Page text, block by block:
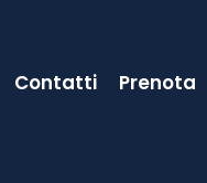
Contatti Prenota